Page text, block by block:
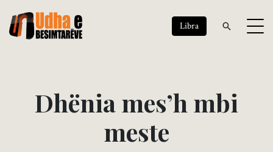
Libra
Dhëniames’h mbi
meste